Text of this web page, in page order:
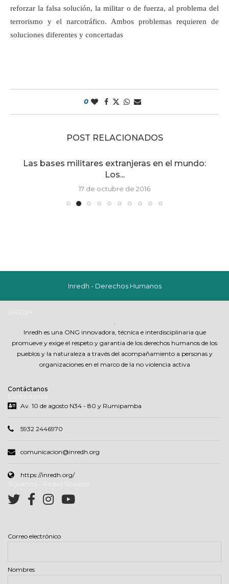
reforzar la falsa solución, la militar o de fuerza, al problema del
terrorismo y el narcotráfico. Ambos problemas requieren de
soluciones diferentes y concertadas
0
POST RELACIONADOS
Las bases militares extranjeras en el mundo:
Los...
17 de octubre de 2016
Inredh - Derechos Humanos
.
Inredh es una ONG innovadora, técnica e interdisciplinaria que
promueve y exige el respeto y garantia de los derechos humanos de los
pueblos y la naturaleza a través del acompañamiento a personas y
organizaciones en el marco de la no violencia activa
Contáctanos
Av. 10 de agosto N34 - 80 y Rumipamba
5932 2446970
comunicacion@inredh.org
https://inredh.org/
Correo electrónico
Nombres